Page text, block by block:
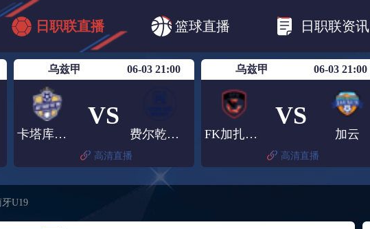
日职联直播 篮球直播 日职联资讯
日篮B1 日职联 日职联FC东京
日职联广岛三箭
乌兹甲 06-03 21:00
卡塔库尔甘
VS
费尔乾纳大学
高清直播
乌兹甲 06-03 21:00
FK加扎尔肯特
VS
加云
高清直播
U19